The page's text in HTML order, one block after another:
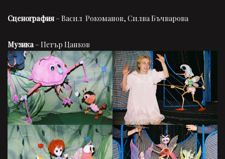
Сценография – Васил Рокоманов, Силва Бъчварова
Музика – Петър Цанков